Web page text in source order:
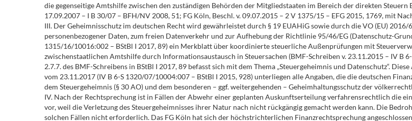
die gegenseitige Amtshilfe zwischen den zuständigen Behörden der Mitgliedstaaten im Bereich der direkten Steuern
17.09.2007 – I B 30/07 – BFH/NV 2008, 51; FG Köln, Beschl. v. 09.07.2015 – 2 V 1375/15 – EFG 2015, 1769, mit
III. Der Geheimnisschutz im deutschen Recht wird gewährleistet durch § 19 EUAHiG sowie durch die VO (EU)
personenbezogener Daten, zum freien Datenverkehr und zur Aufhebung der Richtlinie 95/46/EG (Datenschutz-
1315/16/10016:002 – BStBl I 2017, 89) ein Merkblatt über koordinierte steuerliche Außenprüfungen mit
zwischenstaatlichen Amtshilfe durch Informationsaustausch in Steuersachen (BMF-Schreiben v. 23.11.2015 – IV
2.7.7. des BMF-Schreibens in BStBl I 2017, 89 befasst sich mit dem Thema „Steuergeheimnis und Datenschutz“.
vom 23.11.2017 (IV B 6-S 1320/07/10004:007 – BStBl I 2015, 928) unterliegen alle Angaben, die die deutschen
dem Steuergeheimnis (§ 30 AO) und dem besonderen – ggf. weitergehenden – Geheimhaltungsschutz der
IV. Nach der Rechtsprechung ist in Fällen der Abwehr einer geplanten Auskunftserteilung verfahrensrechtlich die
vor, weil die Verletzung des Steuergeheimnisses ihrer Natur nach nicht rückgängig gemacht werden kann. Die
solchen Fällen nicht erforderlich. Das FG Köln hat sich der höchstrichterlichen Finanzrechtsprechung